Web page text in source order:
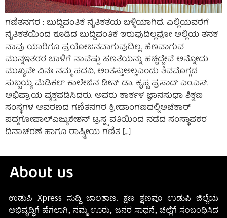
ಗಣಿತನಗರ : ಬುದ್ದಿವಂತಿಕೆ ನೈತಿಕತೆಯ ಬಳ್ಳಿಯಾಗಿದೆ. ಎಲ್ಲಿಯವರೆಗೆ
ನೈತಿಕತೆಯಿಂದ ಕೂಡಿದ ಬುದ್ದಿವಂತಿಕೆ ಇರುವುದಿಲ್ಲವೋ ಅಲ್ಲಿಯ ತನಕ
ನಾವು ಯಾರಿಗೂ ಪ್ರಯೋಜನವಾಗುವುದಿಲ್ಲ. ಹೆಣವಾಗುವ
ಮುನ್ನಇತರರ ಬಾಳಿಗೆ ನಾವೆಷ್ಟು ಹಣತೆಯನ್ನು ಹಚ್ಚಿದ್ದೇವೆ ಅನ್ನೋದು
ಮುಖ್ಯವೇ ವಿನಃ ನಮ್ಮ ಪದವಿ, ಅಂತಸ್ತುಅಲ್ಲಎಂದು ಶಿವಮೊಗ್ಗದ
ಸುಬ್ಬಯ್ಯ ಮೆಡಿಕಲ್‌ ಕಾಲೇಜಿನ ಡೀನ್‌ ಡಾ. ಕೃಷ್ಣ ಪ್ರಸಾದ್‌ ಎಂ.ಎಸ್.
ಅಭಿಪ್ರಾಯ ವ್ಯಕ್ತಪಡಿಸಿದರು. ಅವರು ಕಾರ್ಕಳ ಜ್ಞಾನಸುಧಾ ಶಿಕ್ಷಣ
ಸಂಸ್ಥೆಗಳ ಆವರಣದ ಗಣಿತನಗರ ಕ್ರೀಡಾಂಗಣದಲ್ಲಿಅಜೆಕಾರ್
ಪದ್ಮಗೋಪಾಲ್‌ಎಜ್ಯುಕೇಶನ್‌ ಟ್ರಸ್ಟ್ನ ವತಿಯಿಂದ ನಡೆದ ಸಂಸ್ಥಾಪಕರ
ದಿನಾಚರಣೆ ಹಾಗೂ ರಾಷ್ಟ್ರೀಯ ಗಣಿತ […]
About us
ಉಡುಪಿ Xpress ಸುದ್ದಿ ಜಾಲತಾಣ. ಕ್ಷಣ ಕ್ಷಣವೂ ಉಡುಪಿ ಜಿಲ್ಲೆಯ
ಅಭಿವೃದ್ಧಿಗೆ ಹೆಗಲಾಗಿ, ನಮ್ಮ ಊರು, ಜನರ ಸಾಧನೆ, ಜಿಲ್ಲೆಗೆ ಸಂಬಂಧಿಸಿದ